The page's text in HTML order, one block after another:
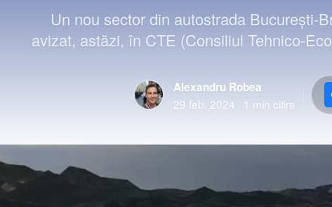
Un nou sector din autostrada Bucureşti-
avizat, astăzi, în CTE (Consiliul Tehnico-
Alexandru Robea
29 feb. 2024 · 1 min citire